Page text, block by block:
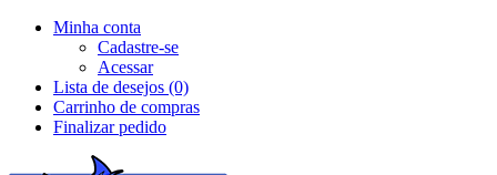
Minha conta
Cadastre-se
Acessar
Lista de desejos (0)
Carrinho de compras
Finalizar pedido